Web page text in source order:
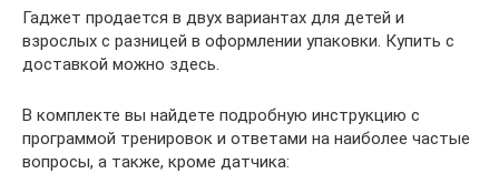
Гаджет продается в двух вариантах для детей и
взрослых с разницей в оформлении упаковки. Купить с
доставкой можно здесь.
В комплекте вы найдете подробную инструкцию с
программой тренировок и ответами на наиболее частые
вопросы, а также, кроме датчика: